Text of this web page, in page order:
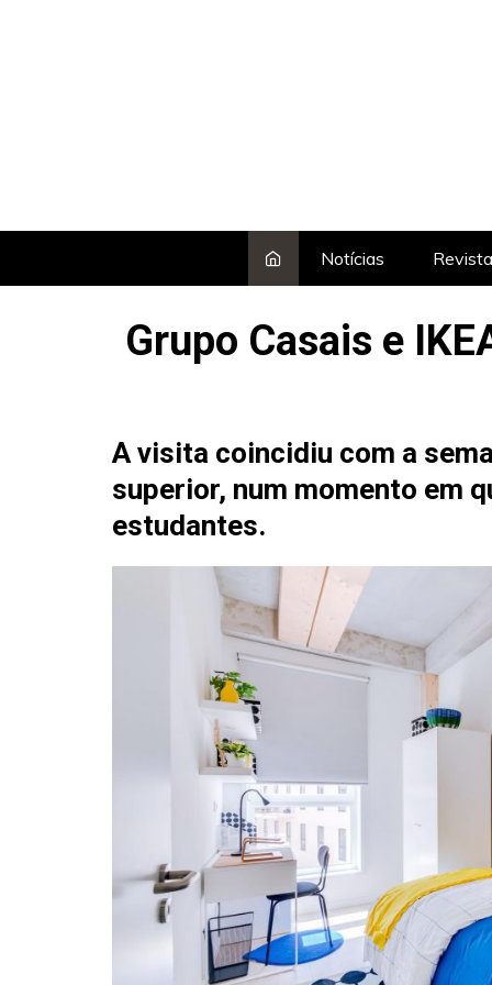
Notícias Revista
Grupo Casais e
A visita coincidiu com a
superior, num momento em
estudantes.